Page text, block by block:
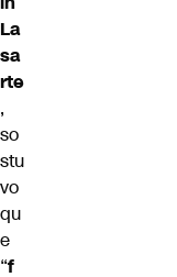
La
sa
rte
,
so
stu
vo
qu
e
“f